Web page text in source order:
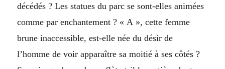
décédés ? Les statues du parc se sont-elles animées
comme par enchantement ? « A », cette femme
brune inaccessible, est-elle née du désir de
l’homme de voir apparaître sa moitié à ses côtés ?